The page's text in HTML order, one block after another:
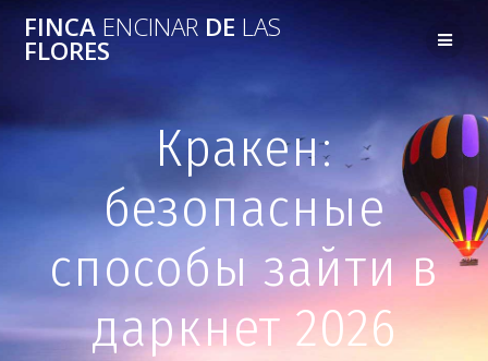
FINCAENCINAR DE LAS
FLORES
Кракен:
безопасные
способы зайти в
даркнет 2026